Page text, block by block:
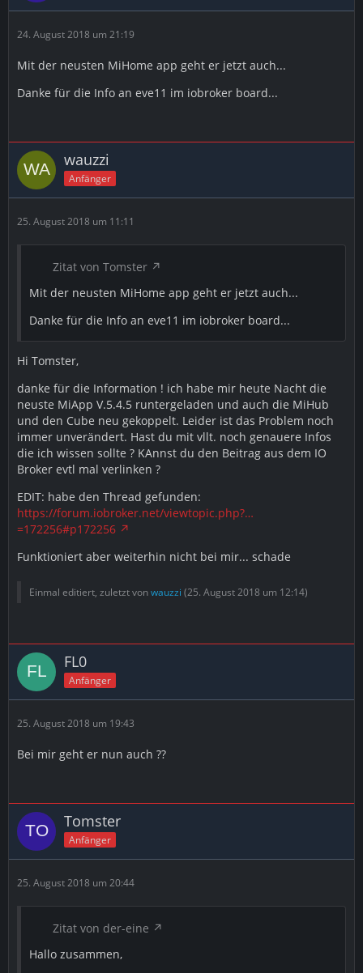
24. August 2018 um 21:19
Mit der neusten MiHome app geht er jetzt auch...
Danke für die Info an eve11 im iobroker board...
wauzzi
Anfänger
25. August 2018 um 11:11
Zitat von Tomster
Mit der neusten MiHome app geht er jetzt auch...
Danke für die Info an eve11 im iobroker board...
Hi Tomster,
danke für die Information ! ich habe mir heute Nacht die
neuste MiApp V.5.4.5 runtergeladen und auch die MiHub
und den Cube neu gekoppelt. Leider ist das Problem noch
immer unverändert. Hast du mit vllt. noch genauere Infos
die ich wissen sollte ? KAnnst du den Beitrag aus dem IO
Broker evtl mal verlinken ?
EDIT: habe den Thread gefunden:
https://forum.iobroker.net/viewtopic.php?…
=172256#p172256
Funktioniert aber weiterhin nicht bei mir... schade
Einmal editiert, zuletzt vonwauzzi (25. August 2018 um 12:14)
FL0
Anfänger
25. August 2018 um 19:43
Bei mir geht er nun auch ??
Tomster
Anfänger
25. August 2018 um 20:44
Zitat von der-eine
Hallo zusammen,